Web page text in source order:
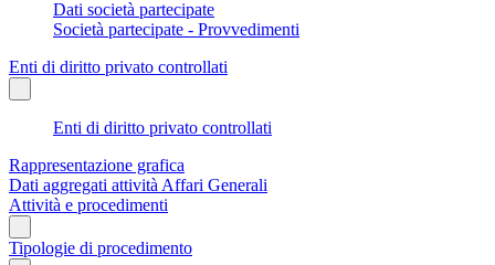
Dati società partecipate
Società partecipate - Provvedimenti
Enti di diritto privato controllati
Enti di diritto privato controllati
Rappresentazione grafica
Dati aggregati attività Affari Generali
Attività e procedimenti
Tipologie di procedimento